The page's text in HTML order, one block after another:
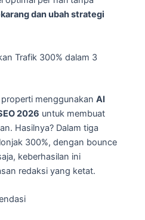
dan ubah strategi
Trafik 300% dalam 3
menggunakan AI
2026 untuk membuat
Hasilnya? Dalam tiga
300%, dengan bounce
keberhasilan ini
redaksi yang ketat.